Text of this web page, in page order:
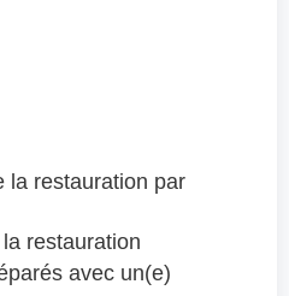
la restauration par
restauration
avec un(e)